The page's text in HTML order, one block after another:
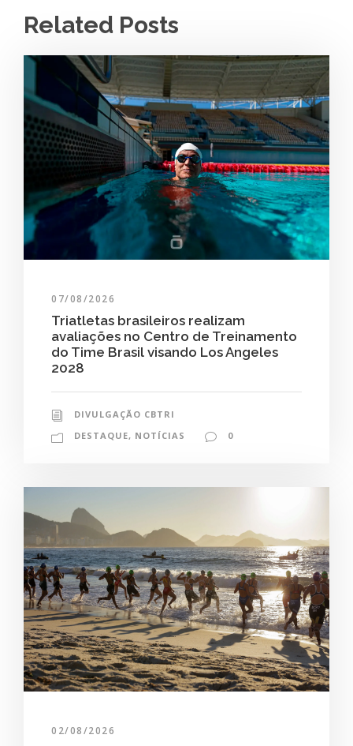
Related Posts
07/08/2026
Triatletas brasileiros realizam
avaliações no Centro de Treinamento
do Time Brasil visando Los Angeles
2028
DIVULGAÇÃO CBTRI
DESTAQUE, NOTÍCIAS 0
02/08/2026